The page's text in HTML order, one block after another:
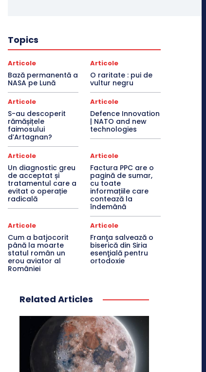
Topics
Articole
Bază permanentă a
NASA pe Lună
Articole
O raritate : pui de
vultur negru
Articole
S-au descoperit
rămășițele
faimosului
d’Artagnan?
Articole
Defence Innovation
| NATO and new
technologies
Articole
Un diagnostic greu
de acceptat și
tratamentul care a
evitat o operație
radicală
Articole
Factura PPC are o
pagină de sumar,
cu toate
informațiile care
contează la
îndemână
Articole
Cum a batjocorit
până la moarte
statul român un
erou aviator al
României
Articole
Franţa salvează o
biserică din Siria
esenţială pentru
ortodoxie
Related Articles